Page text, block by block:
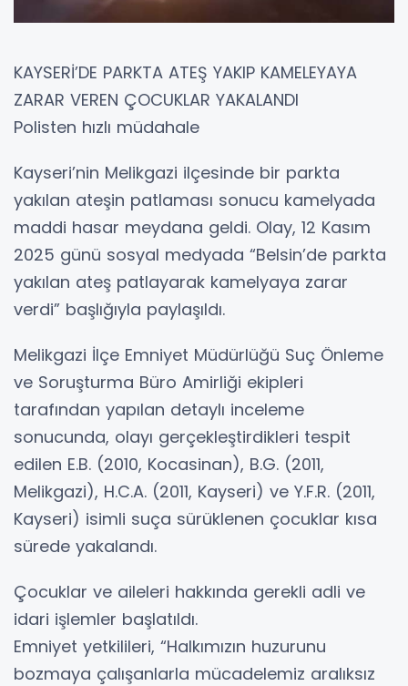
KAYSERİ’DE PARKTA ATEŞ YAKIP KAMELEYAYA
ZARAR VEREN ÇOCUKLAR YAKALANDI
Polisten hızlı müdahale
Kayseri’nin Melikgazi ilçesinde bir parkta
yakılan ateşin patlaması sonucu kamelyada
maddi hasar meydana geldi. Olay, 12 Kasım
2025 günü sosyal medyada “Belsin’de parkta
yakılan ateş patlayarak kamelyaya zarar
verdi” başlığıyla paylaşıldı.
Melikgazi İlçe Emniyet Müdürlüğü Suç Önleme
ve Soruşturma Büro Amirliği ekipleri
tarafından yapılan detaylı inceleme
sonucunda, olayı gerçekleştirdikleri tespit
edilen E.B. (2010, Kocasinan), B.G. (2011,
Melikgazi), H.C.A. (2011, Kayseri) ve Y.F.R. (2011,
Kayseri) isimli suça sürüklenen çocuklar kısa
sürede yakalandı.
Çocuklar ve aileleri hakkında gerekli adli ve
idari işlemler başlatıldı.
Emniyet yetkilileri, “Halkımızın huzurunu
bozmaya çalışanlarla mücadelemiz aralıksız